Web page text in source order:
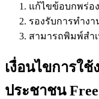
แก้ไขข้อบกพร่อ
รองรับการทำงา
สามารถพิมพ์สำ
เงื่อนไขการใ
ประชาชน